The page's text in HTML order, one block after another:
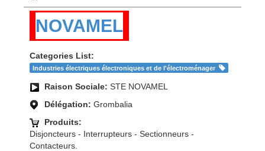
NOVAMEL
Categories List:
Industries électriques électroniques et de l'électroménager
Raison Sociale: STE NOVAMEL
Délégation: Grombalia
Produits:
Disjoncteurs - Interrupteurs - Sectionneurs -
Contacteurs.